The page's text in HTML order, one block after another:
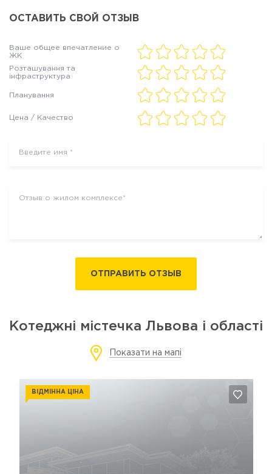
ОСТАВИТЬ СВОЙ ОТЗЫВ
Ваше общее впечатление о
ЖК
Розташування та
інфраструктура
Планування
Цена / Качество
ОТПРАВИТЬ ОТЗЫВ
Котеджні містечка Львова і області
Показати на мапі
ВІДМІННА ЦІНА